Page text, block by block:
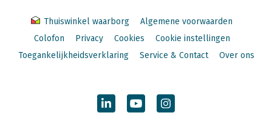
Thuiswinkel waarborg
Algemene voorwaarden
Colofon
Privacy Cookies
Cookie instellingen
Toegankelijkheidsverklaring
Service & Contact Over ons